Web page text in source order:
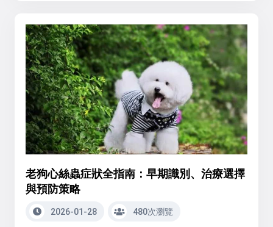
老狗心絲蟲症狀全指南：早期識別、治療選擇
與預防策略
2026-01-28 480次瀏覽